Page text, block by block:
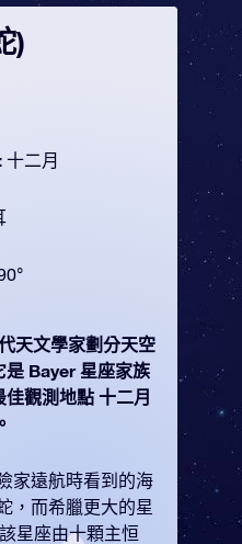
)
十二月
天文學家劃分天空
是 Bayer 星座家族
觀測地點 十二月
家遠航時看到的海
，而希臘更大的星
星座由十顆主恒